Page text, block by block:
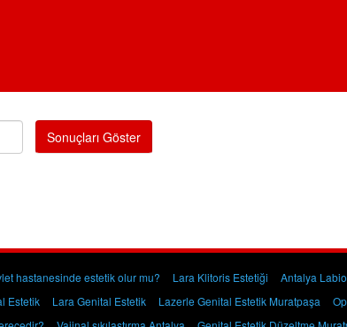
Sonuçları Göster
hastanesinde estetik olur mu? Lara Klitoris Estetiği Antalya
Estetik
Lara Genital Estetik Lazerle Genital Estetik Muratpaşa